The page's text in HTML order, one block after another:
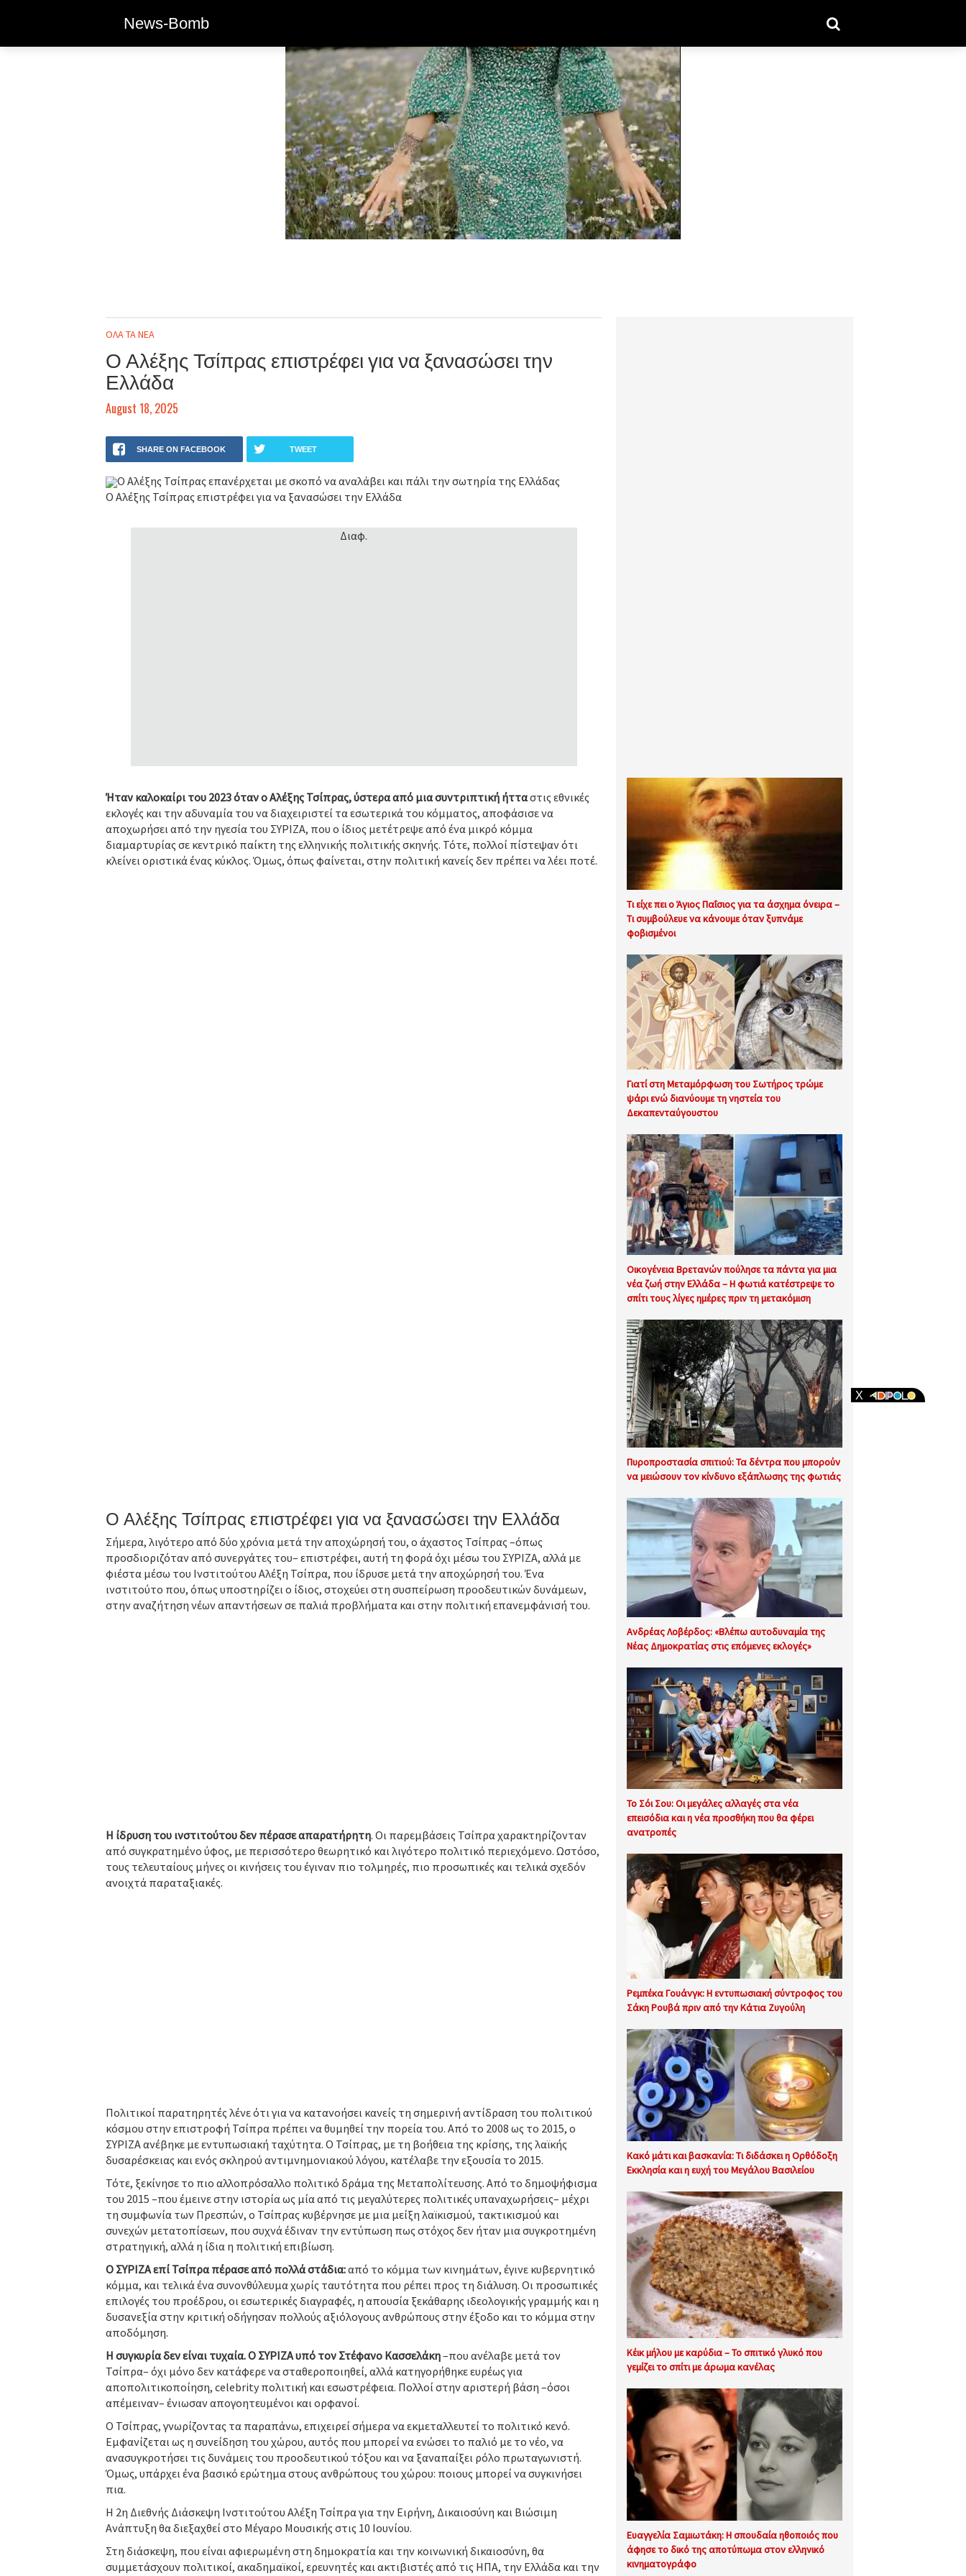
News-Bomb
ΟΛΑ ΤΑ ΝΕΑ
Ο Αλέξης Τσίπρας επιστρέφει για να ξανασώσει την
Ελλάδα
August 18, 2025
SHARE ON FACEBOOK TWEET
Ο Αλέξης Τσίπρας επανέρχεται με σκοπό να αναλάβει και πάλι την σωτηρία της Ελλάδας
Ο Αλέξης Τσίπρας επιστρέφει για να ξανασώσει την Ελλάδα
Διαφ.
Ήταν καλοκαίρι του 2023 όταν ο Αλέξης Τσίπρας, ύστερα από μια συντριπτική ήτταστις εθνικές
εκλογές και την αδυναμία του να διαχειριστεί τα εσωτερικά του κόμματος, αποφάσισε να
αποχωρήσει από την ηγεσία του ΣΥΡΙΖΑ, που ο ίδιος μετέτρεψε από ένα μικρό κόμμα
διαμαρτυρίας σε κεντρικό παίκτη της ελληνικής πολιτικής σκηνής. Τότε, πολλοί πίστεψαν ότι
κλείνει οριστικά ένας κύκλος. Όμως, όπως φαίνεται, στην πολιτική κανείς δεν πρέπει να λέει ποτέ.
Ο Αλέξης Τσίπρας επιστρέφει για να ξανασώσει την Ελλάδα
Σήμερα, λιγότερο από δύο χρόνια μετά την αποχώρησή του, ο άχαστος Τσίπρας –όπως
προσδιοριζόταν από συνεργάτες του– επιστρέφει, αυτή τη φορά όχι μέσω του ΣΥΡΙΖΑ, αλλά με
φιέστα μέσω του Ινστιτούτου Αλέξη Τσίπρα, που ίδρυσε μετά την αποχώρησή του. Ένα
ινστιτούτο που, όπως υποστηρίζει ο ίδιος, στοχεύει στη συσπείρωση προοδευτικών δυνάμεων,
στην αναζήτηση νέων απαντήσεων σε παλιά προβλήματα και στην πολιτική επανεμφάνισή του.
Η ίδρυση του ινστιτούτου δεν πέρασε απαρατήρητη. Οι παρεμβάσεις Τσίπρα χαρακτηρίζονταν
από συγκρατημένο ύφος, με περισσότερο θεωρητικό και λιγότερο πολιτικό περιεχόμενο. Ωστόσο,
τους τελευταίους μήνες οι κινήσεις του έγιναν πιο τολμηρές, πιο προσωπικές και τελικά σχεδόν
ανοιχτά παραταξιακές.
Πολιτικοί παρατηρητές λένε ότι για να κατανοήσει κανείς τη σημερινή αντίδραση του πολιτικού
κόσμου στην επιστροφή Τσίπρα πρέπει να θυμηθεί την πορεία του. Από το 2008 ως το 2015, ο
ΣΥΡΙΖΑ ανέβηκε με εντυπωσιακή ταχύτητα. Ο Τσίπρας, με τη βοήθεια της κρίσης, της λαϊκής
δυσαρέσκειας και ενός σκληρού αντιμνημονιακού λόγου, κατέλαβε την εξουσία το 2015.
Τότε, ξεκίνησε το πιο αλλοπρόσαλλο πολιτικό δράμα της Μεταπολίτευσης. Από το δημοψήφισμα
του 2015 –που έμεινε στην ιστορία ως μία από τις μεγαλύτερες πολιτικές υπαναχωρήσεις– μέχρι
τη συμφωνία των Πρεσπών, ο Τσίπρας κυβέρνησε με μια μείξη λαϊκισμού, τακτικισμού και
συνεχών μετατοπίσεων, που συχνά έδιναν την εντύπωση πως στόχος δεν ήταν μια συγκροτημένη
στρατηγική, αλλά η ίδια η πολιτική επιβίωση.
Ο ΣΥΡΙΖΑ επί Τσίπρα πέρασε από πολλά στάδια:από το κόμμα των κινημάτων, έγινε κυβερνητικό
κόμμα, και τελικά ένα συνονθύλευμα χωρίς ταυτότητα που ρέπει προς τη διάλυση. Οι προσωπικές
επιλογές του προέδρου, οι εσωτερικές διαγραφές, η απουσία ξεκάθαρης ιδεολογικής γραμμής και η
δυσανεξία στην κριτική οδήγησαν πολλούς αξιόλογους ανθρώπους στην έξοδο και το κόμμα στην
αποδόμηση.
Η συγκυρία δεν είναι τυχαία. Ο ΣΥΡΙΖΑ υπό τον Στέφανο Κασσελάκη–που ανέλαβε μετά τον
Τσίπρα– όχι μόνο δεν κατάφερε να σταθεροποιηθεί, αλλά κατηγορήθηκε ευρέως για
αποπολιτικοποίηση, celebrity πολιτική και εσωστρέφεια. Πολλοί στην αριστερή βάση –όσοι
απέμειναν– ένιωσαν απογοητευμένοι και ορφανοί.
Ο Τσίπρας, γνωρίζοντας τα παραπάνω, επιχειρεί σήμερα να εκμεταλλευτεί το πολιτικό κενό.
Εμφανίζεται ως η συνείδηση του χώρου, αυτός που μπορεί να ενώσει το παλιό με το νέο, να
ανασυγκροτήσει τις δυνάμεις του προοδευτικού τόξου και να ξαναπαίξει ρόλο πρωταγωνιστή.
Όμως, υπάρχει ένα βασικό ερώτημα στους ανθρώπους του χώρου: ποιους μπορεί να συγκινήσει
πια.
Η 2η Διεθνής Διάσκεψη Ινστιτούτου Αλέξη Τσίπρα για την Ειρήνη, Δικαιοσύνη και Βιώσιμη
Ανάπτυξη θα διεξαχθεί στο Μέγαρο Μουσικής στις 10 Ιουνίου.
Στη διάσκεψη, που είναι αφιερωμένη στη δημοκρατία και την κοινωνική δικαιοσύνη, θα
συμμετάσχουν πολιτικοί, ακαδημαϊκοί, ερευνητές και ακτιβιστές από τις ΗΠΑ, την Ελλάδα και την
Τι είχε πει ο Άγιος Παΐσιος για τα άσχημα όνειρα –
Τι συμβούλευε να κάνουμε όταν ξυπνάμε
φοβισμένοι
Γιατί στη Μεταμόρφωση του Σωτήρος τρώμε
ψάρι ενώ διανύουμε τη νηστεία του
Δεκαπενταύγουστου
Οικογένεια Βρετανών πούλησε τα πάντα για μια
νέα ζωή στην Ελλάδα – Η φωτιά κατέστρεψε το
σπίτι τους λίγες ημέρες πριν τη μετακόμιση
Πυροπροστασία σπιτιού: Τα δέντρα που μπορούν
να μειώσουν τον κίνδυνο εξάπλωσης της φωτιάς
Ανδρέας Λοβέρδος: «Βλέπω αυτοδυναμία της
Νέας Δημοκρατίας στις επόμενες εκλογές»
Το Σόι Σου: Οι μεγάλες αλλαγές στα νέα
επεισόδια και η νέα προσθήκη που θα φέρει
ανατροπές
Ρεμπέκα Γουάνγκ: Η εντυπωσιακή σύντροφος του
Σάκη Ρουβά πριν από την Κάτια Ζυγούλη
Κακό μάτι και βασκανία: Τι διδάσκει η Ορθόδοξη
Εκκλησία και η ευχή του Μεγάλου Βασιλείου
Κέικ μήλου με καρύδια – Το σπιτικό γλυκό που
γεμίζει το σπίτι με άρωμα κανέλας
Ευαγγελία Σαμιωτάκη: Η σπουδαία ηθοποιός που
άφησε το δικό της αποτύπωμα στον ελληνικό
κινηματογράφο